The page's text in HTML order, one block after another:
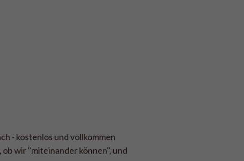
- kostenlos und vollkommen
wir "miteinander können", und